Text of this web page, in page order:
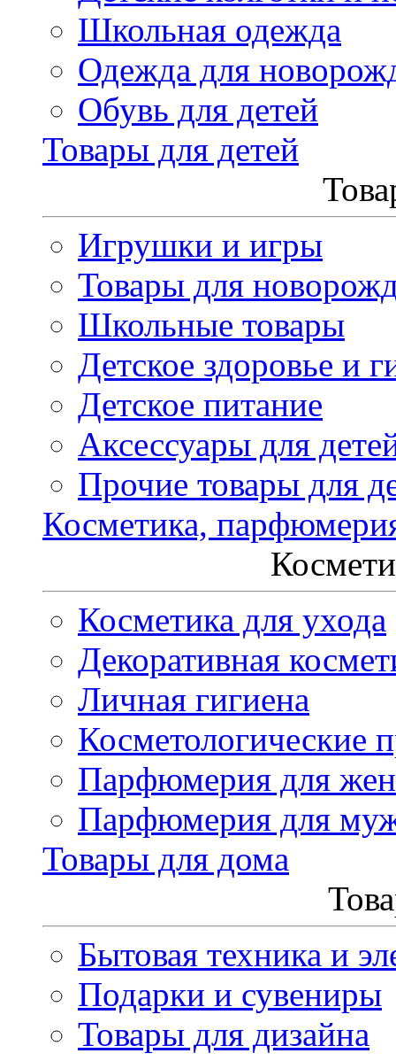
Школьная одежда
Одежда для
Обувь для детей
Товары для детей
Игрушки и игры
Товары для
Школьные товары
Детское здоровье и
Детское питание
Аксессуары для
Прочие товары для
Косметика,
Косметика для ухода
Декоративная
Личная гигиена
Косметологические
Парфюмерия для
Парфюмерия для
Товары для дома
Бытовая техника и
Подарки и сувениры
Товары для дизайна